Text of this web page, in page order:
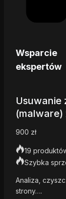
Wsparcie
ekspertów
Usuwanie
(malware)
900 zł
19
Szybka
Analiza,
strony….